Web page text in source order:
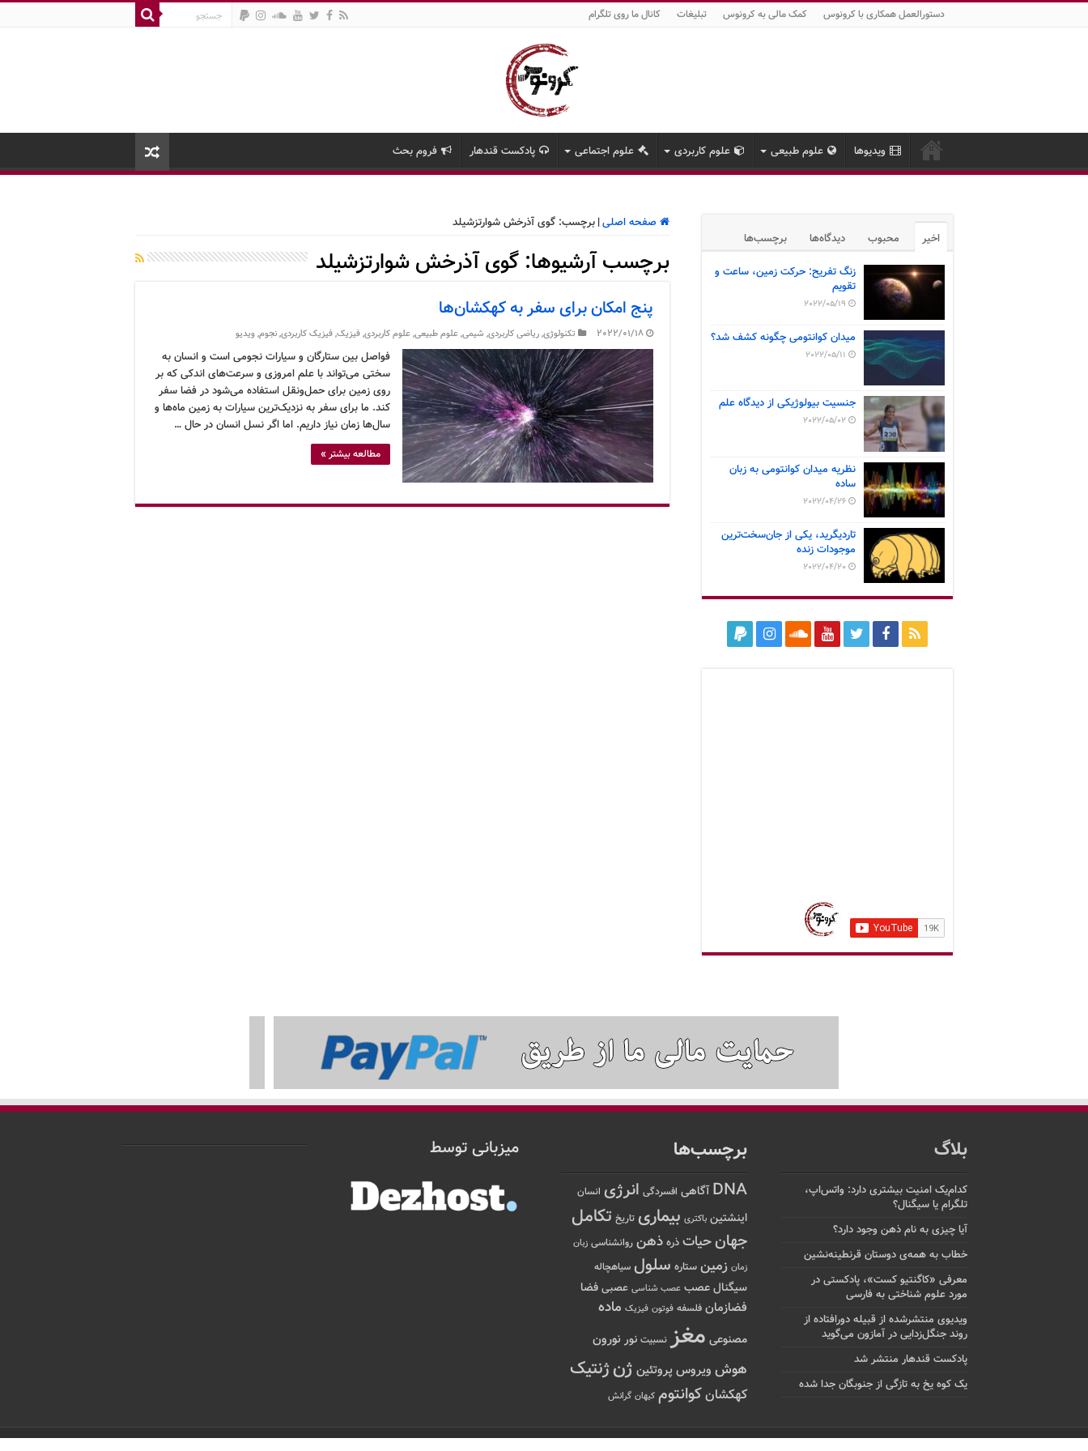
دستورالعمل همکاری با کرونوس کمک مالی به کرونوس تبلیغات کانال ما روی تلگرام
ویدیوها علوم طبیعی علوم کاربردی علوم اجتماعی پادکست قندهار فروم بحث
صفحه اصلی| برچسب: گوی آذرخش شوارتزشیلد
برچسب آرشیوها: گوی آذرخش شوارتزشیلد
پنج امکان برای سفر به کهکشان‌ها
2022/01/18 تکنولوژی,ریاضی کاربردی, شیمی,علوم طبیعی,علوم کاربردی,فیزیک,فیزیک کاربردی,نجوم,ویدیو
فواصل بین ستارگان و سیارات نجومی است و انسان به
سختی می‌تواند با علم امروزی و سرعت‌های اندکی که بر
روی زمین برای حمل‌ونقل استفاده می‌شود در فضا سفر
کند. ما برای سفر به نزدیک‌ترین سیارات به زمین ماه‌ها و
سال‌ها زمان نیاز داریم. اما اگر نسل انسان در حال …
مطالعه بیشتر »
اخیر محبوب دیدگاه‌ها برچسب‌ها
زنگ تفریح: حرکت زمین، ساعت و
تقویم
2022/05/19
میدان کوانتومی چگونه کشف شد؟
2022/05/11
جنسیت بیولوژیکی از دیدگاه علم
2022/05/02
نظریه میدان کوانتومی به زبان
ساده
2022/04/26
تاردیگرید، یکی از جان‌سخت‌ترین
موجودات زنده
2022/04/20
بلاگ
کدام‌یک امنیت بیشتری دارد: واتس‌اپ،
تلگرام یا سیگنال؟
آیا چیزی به نام ذهن وجود دارد؟
خطاب به همه‌ی دوستان قرنطینه‌نشین
معرفی «کاگنتیو کست»، پادکستی در
مورد علوم شناختی به فارسی
ویدیوی منتشرشده از قبیله دورافتاده‌ از
روند جنگل‌زدایی در آمازون می‌گوید
پادکست قندهار منتشر شد
یک کوه یخ به تازگی از جنوبگان جدا شده
برچسب‌ها
DNA آگاهی افسردگی انرژی انسان
اینشتین باکتری بیماری تاریخ تکامل
جهانحیات ذره ذهن روانشناسی زبان
زمان زمین ستاره سلول سیاهچاله
سیگنالعصب عصب شناسی عصبی فضا
فضازمان فلسفه فوتون فیزیک ماده
مصنوعی مغز نسبیت نور نورون
هوش ویروس پروتئین ژنژنتیک
کهکشانکوانتوم کیهان گرانش
میزبانی توسط